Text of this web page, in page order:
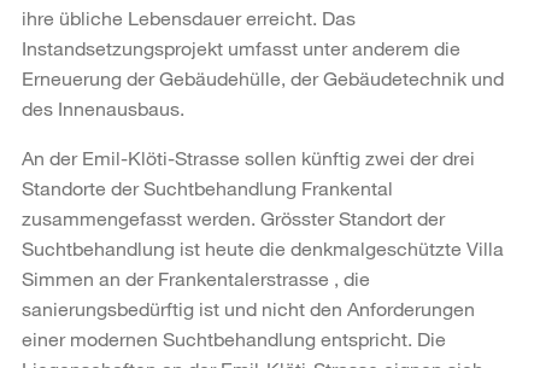
ihre übliche Lebensdauer erreicht. Das
Instandsetzungsprojekt umfasst unter anderem die
Erneuerung der Gebäudehülle, der Gebäudetechnik und
des Innenausbaus.
An der Emil-Klöti-Strasse sollen künftig zwei der drei
Standorte der Suchtbehandlung Frankental
zusammengefasst werden. Grösster Standort der
Suchtbehandlung ist heute die denkmalgeschützte Villa
Simmen an der Frankentalerstrasse , die
sanierungsbedürftig ist und nicht den Anforderungen
einer modernen Suchtbehandlung entspricht. Die